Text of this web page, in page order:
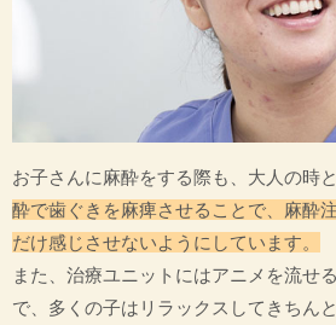
お子さんに麻酔をする際も、大人の時
酔で歯ぐきを麻痺させることで、麻酔
だけ感じさせないようにしています。
また、治療ユニットにはアニメを流せ
で、多くの子はリラックスしてきちん